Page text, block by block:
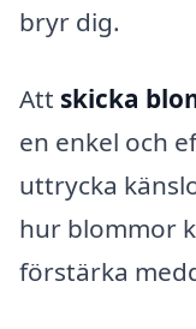
bryr dig.
Att skicka
en enkel och
uttrycka
hur blommor
förstärka